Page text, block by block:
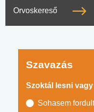
Orvoskereső
Szavazás
Szoktál lesni
Sohasem